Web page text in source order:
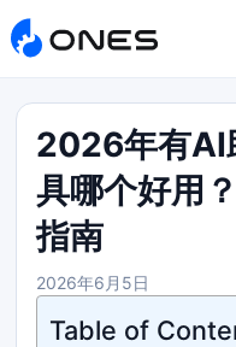
2026年有AI
具哪个好用
指南
2026年6月5日
Table of